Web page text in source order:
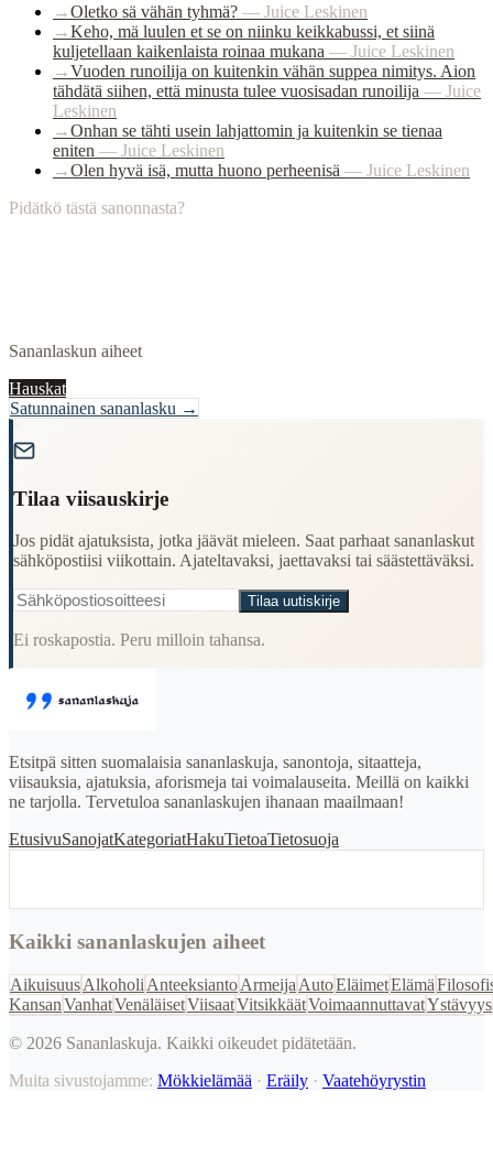
→Oletko sä vähän tyhmä? — Juice Leskinen
→Keho, mä luulen et se on niinku keikkabussi, et siinä
kuljetellaan kaikenlaista roinaa mukana — Juice Leskinen
→Vuoden runoilija on kuitenkin vähän suppea nimitys. Aion
tähdätä siihen, että minusta tulee vuosisadan runoilija — Juice
Leskinen
→Onhan se tähti usein lahjattomin ja kuitenkin se tienaa
eniten — Juice Leskinen
→Olen hyvä isä, mutta huono perheenisä — Juice Leskinen
Pidätkö tästä sanonnasta?
Sananlaskun aiheet
Hauskat
Satunnainen sananlasku →
Tilaa viisauskirje
Jos pidät ajatuksista, jotka jäävät mieleen. Saat parhaat sananlaskut
sähköpostiisi viikottain. Ajateltavaksi, jaettavaksi tai säästettäväksi.
Tilaa uutiskirje
Ei roskapostia. Peru milloin tahansa.
Etsitpä sitten suomalaisia sananlaskuja, sanontoja, sitaatteja,
viisauksia, ajatuksia, aforismeja tai voimalauseita. Meillä on kaikki
ne tarjolla. Tervetuloa sananlaskujen ihanaan maailmaan!
EtusivuSanojatKategoriatHakuTietoaTietosuoja
Kaikki sananlaskujen aiheet
AikuisuusAlkoholi AnteeksiantoArmeija AutoEläimetElämä
KansanVanhatVenäläisetViisaatVitsikkäätVoimaannuttavatYstävyys
© 2026 Sananlaskuja. Kaikki oikeudet pidätetään.
Muita sivustojamme: Mökkielämää · Eräily · Vaatehöyrystin